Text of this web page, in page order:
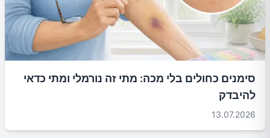
סימנים כחולים בלי מכה: מתי זה נורמלי ומתי כדאי
להיבדק
13.07.2026